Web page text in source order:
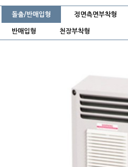
돌출/반매입형 정면측면부착형
반매입형 천장부착형